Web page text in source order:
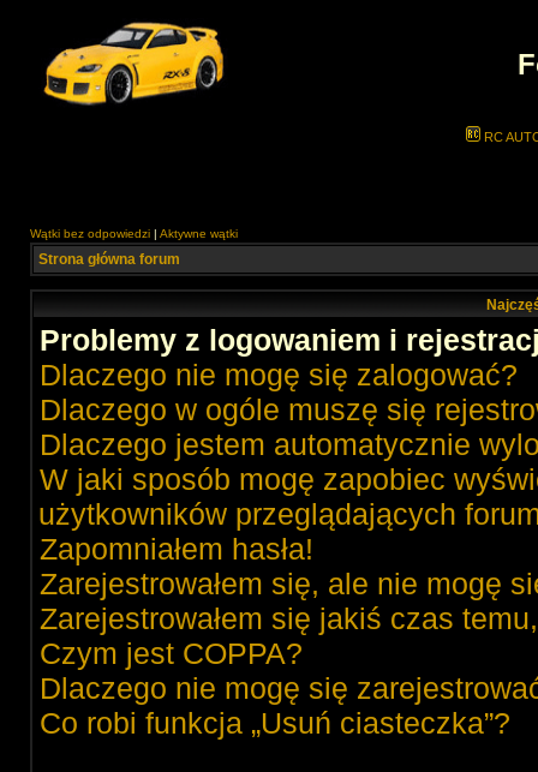
RC
Wątki bez odpowiedzi | Aktywne wątki
Strona główna forum
Problemy z logowaniem i
Dlaczego nie mogę się zalogować?
Dlaczego w ogóle muszę się
Dlaczego jestem automatycznie
W jaki sposób mogę zapobiec
użytkowników przeglądających
Zapomniałem hasła!
Zarejestrowałem się, ale nie mogę
Zarejestrowałem się jakiś czas
Czym jest COPPA?
Dlaczego nie mogę się
Co robi funkcja „Usuń ciasteczka”?